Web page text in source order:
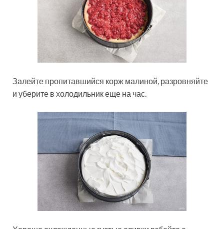
Залейте пропитавшийся корж малиной, разровняйте
и уберите в холодильник еще на час.